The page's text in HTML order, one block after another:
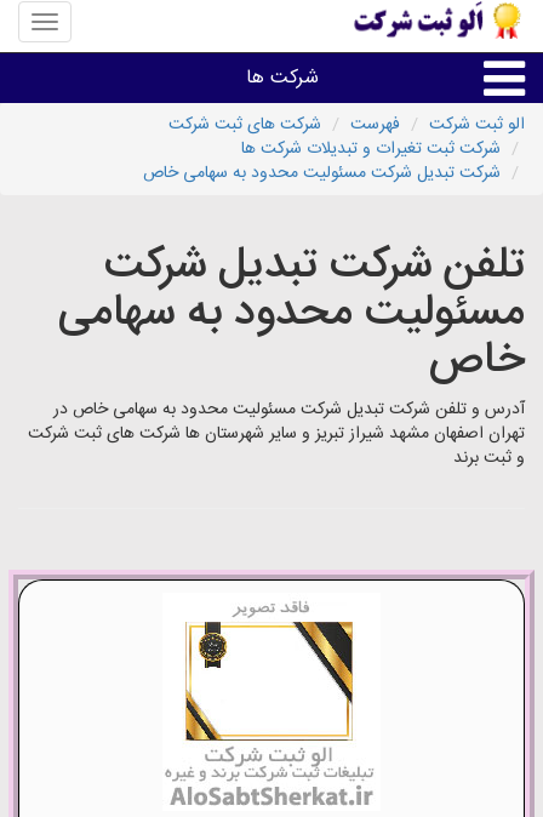
منوی
سایت
ثبت
شرکت ها
ثبت،تغییرات،برند
سایر خدمات ثبت شرکت ها
الو ثبت شرکت فهرست
شرکت های ثبت شرکت
شرکت ثبت تغیرات و تبدیلات شرکت ها
شرکت تبدیل شرکت مسئولیت محدود به سهامی خاص
تلفن شرکت تبدیل شرکت
مسئولیت محدود به سهامی
خاص
آدرس و تلفن شرکت تبدیل شرکت مسئولیت محدود به سهامی خاص در
تهران اصفهان مشهد شیراز تبریز و سایر شهرستان ها شرکت های ثبت شرکت
و ثبت برند